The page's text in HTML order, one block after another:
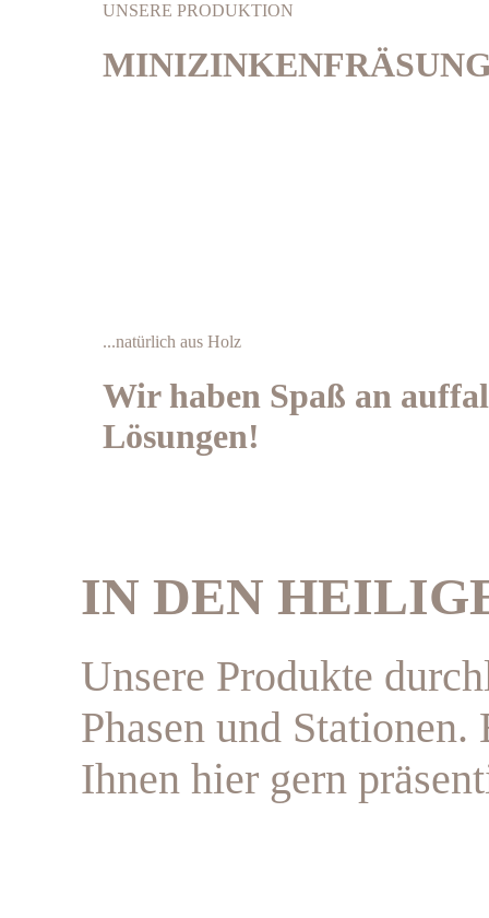
UNSERE PRODUKTION
...natürlich aus Holz
Wir haben Spaß an
Lösungen!
IN DEN
Unsere Produkte
Phasen und
Ihnen hier gern